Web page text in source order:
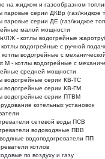
на жидком и газообразном
паровые серии ДКВр (газ/жидкое
паровые серии ДЕ (газ/жидкое
малой мощности
ЛЖ - котлы водогрейные
водогрейные с ручной
водогрейные с
M - котлы водогрейные с
средней мощности
водогрейные серии КВ-ТС
водогрейные серии КВ-ГМ
водогрейные серии ПТВМ
котельных установок
сетевой воды ПСВ
водоводяные ПВВ
водоподогреватели ПП
котлов
по воздуху и газу